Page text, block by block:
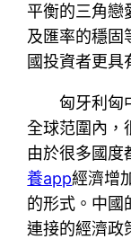
平衡的三角戀
及匯率的穩固
國投資者更具
匈牙利匈
全球范圍內，
由於很多國度
養app經濟增
的形式。中國
連接的經濟政